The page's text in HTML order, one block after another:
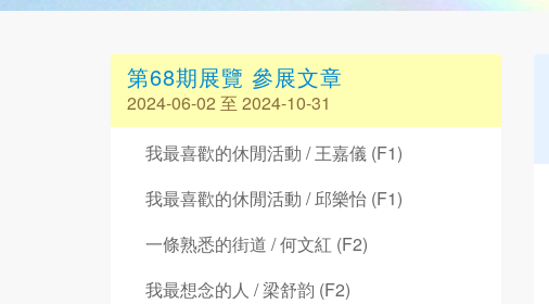
第68期展覽 參展文章
2024-06-02 至 2024-10-31
我最喜歡的休閒活動 / 王嘉儀 (F1)
我最喜歡的休閒活動 / 邱樂怡 (F1)
一條熟悉的街道 / 何文紅 (F2)
我最想念的人 / 梁舒韵 (F2)